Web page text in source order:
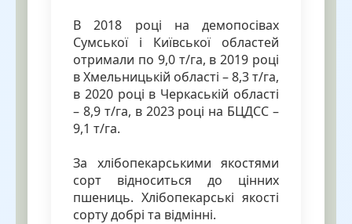
В 2018 році на демопосівах
Сумської і Київської областей
отримали по 9,0 т/га, в 2019 році
в Хмельницькій області – 8,3 т/га,
в 2020 році в Черкаській області
– 8,9 т/га, в 2023 році на БЦДСС –
9,1 т/га.
За хлібопекарськими якостями
сорт відноситься до цінних
пшениць. Хлібопекарські якості
сорту добрі та відмінні.